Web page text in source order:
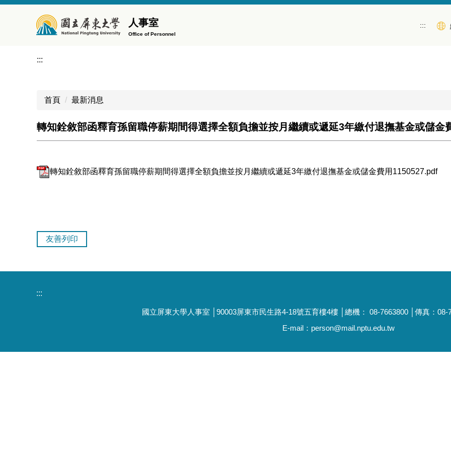
人事室
Office of Personnel
:::
:::
首頁 最新消息
轉知銓敘部函釋育孫留職停薪期間得選擇全額負擔並按月繼續或遞延3年繳付退撫基金或儲金
轉知銓敘部函釋育孫留職停薪期間得選擇全額負擔並按月繼續或遞延3年繳付退撫基金或儲金費用1150527.pdf
友善列印
:::
國立屏東大學人事室 │90003屏東市民生路4-18號五育樓4樓 │總機： 08-7663800 │傳真：
E-mail：person@mail.nptu.edu.tw